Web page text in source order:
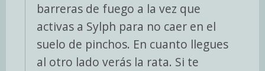
barreras de fuego a la vez que
activas a Sylph para no caer en el
suelo de pinchos. En cuanto llegues
al otro lado verás la rata. Si te